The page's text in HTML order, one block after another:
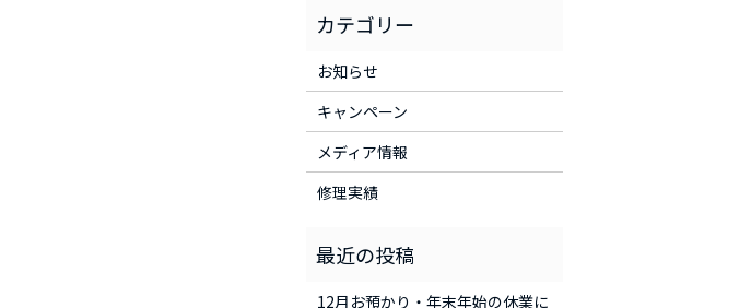
お知らせ
キャンペーン
メディア情報
修理実績
12月お預かり・年末年始の休業に